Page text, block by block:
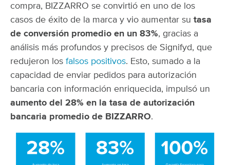
compra, BIZZARRO se convirtió en uno de los
casos de éxito de la marca y vio aumentar su tasa
de conversión promedio en un 83%, gracias a
análisis más profundos y precisos de Signifyd, que
redujeron los falsos positivos. Esto, sumado a la
capacidad de enviar pedidos para autorización
bancaria con información enriquecida, impulsó un
aumento del 28% en la tasa de autorización
bancaria promedio de BIZZARRO.